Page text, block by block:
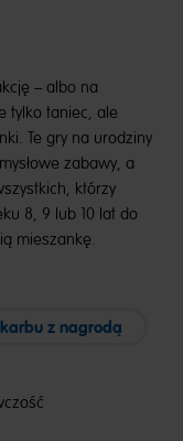
– albo na
tylko taniec, ale
Te gry na urodziny
zabawy, a
którzy
8, 9 lub 10 lat do
mieszankę.
z nagrodą